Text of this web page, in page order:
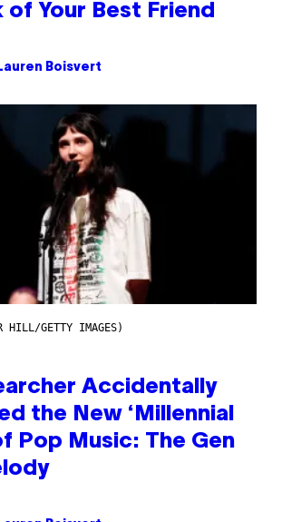
of Your Best Friend
Boisvert
HILL/GETTY IMAGES)
Accidentally
the New ‘Millennial
Pop Music: The Gen